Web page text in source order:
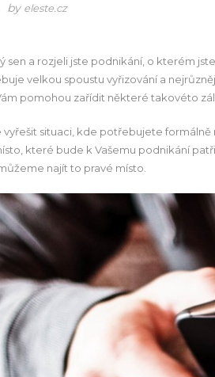
by eleste.cz
sen a rozjeli jste podnikání, o kterém
velkou spoustu vyřizování a
pomohou zařídit některé takovéto
situaci, kde potřebujete formálně
které bude k Vašemu podnikání
najít to pravé místo.